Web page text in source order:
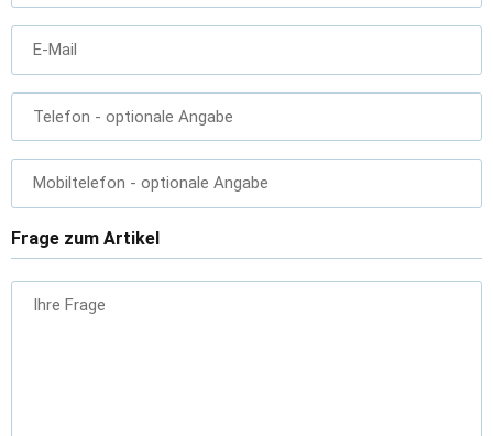
E-Mail
Telefon - optionale Angabe
Mobiltelefon - optionale Angabe
Frage zum Artikel
Ihre Frage